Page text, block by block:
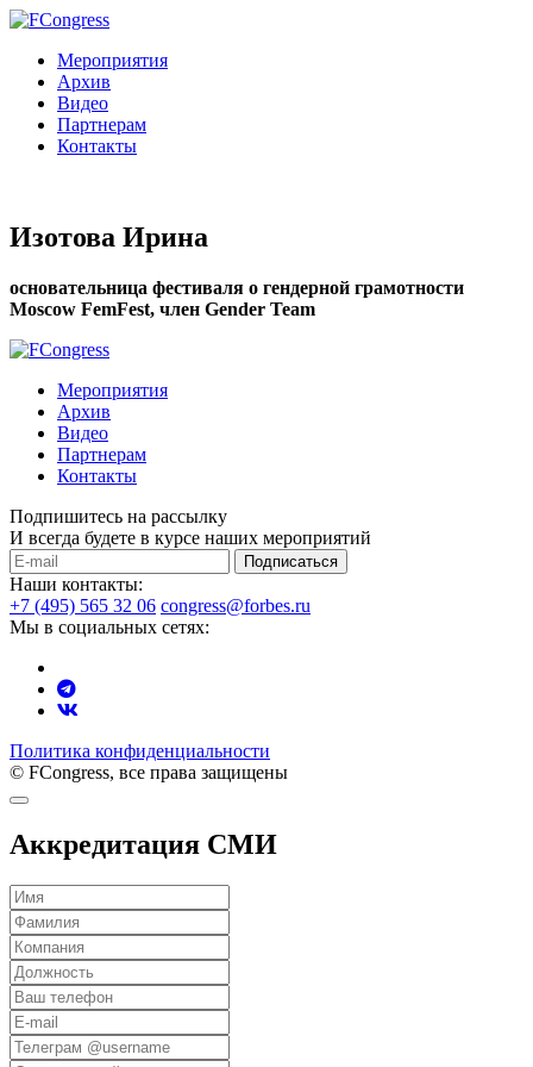
Мероприятия
Архив
Видео
Партнерам
Контакты
Изотова Ирина
основательница фестиваля о гендерной грамотности
Moscow FemFest, член Gender Team
Мероприятия
Архив
Видео
Партнерам
Контакты
Подпишитесь на рассылку
И всегда будете в курсе наших мероприятий
Подписаться
Наши контакты:
+7 (495) 565 32 06 congress@forbes.ru
Мы в социальных сетях:
Политика конфиденциальности
© FCongress, все права защищены
Аккредитация СМИ